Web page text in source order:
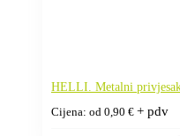
HELLI. Metalni privjesak
Cijena: od 0,90 € + pdv